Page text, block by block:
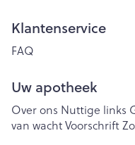
Klantenservice
FAQ
Uw apotheek
Over ons Nuttige links
van wachtVoorschrift